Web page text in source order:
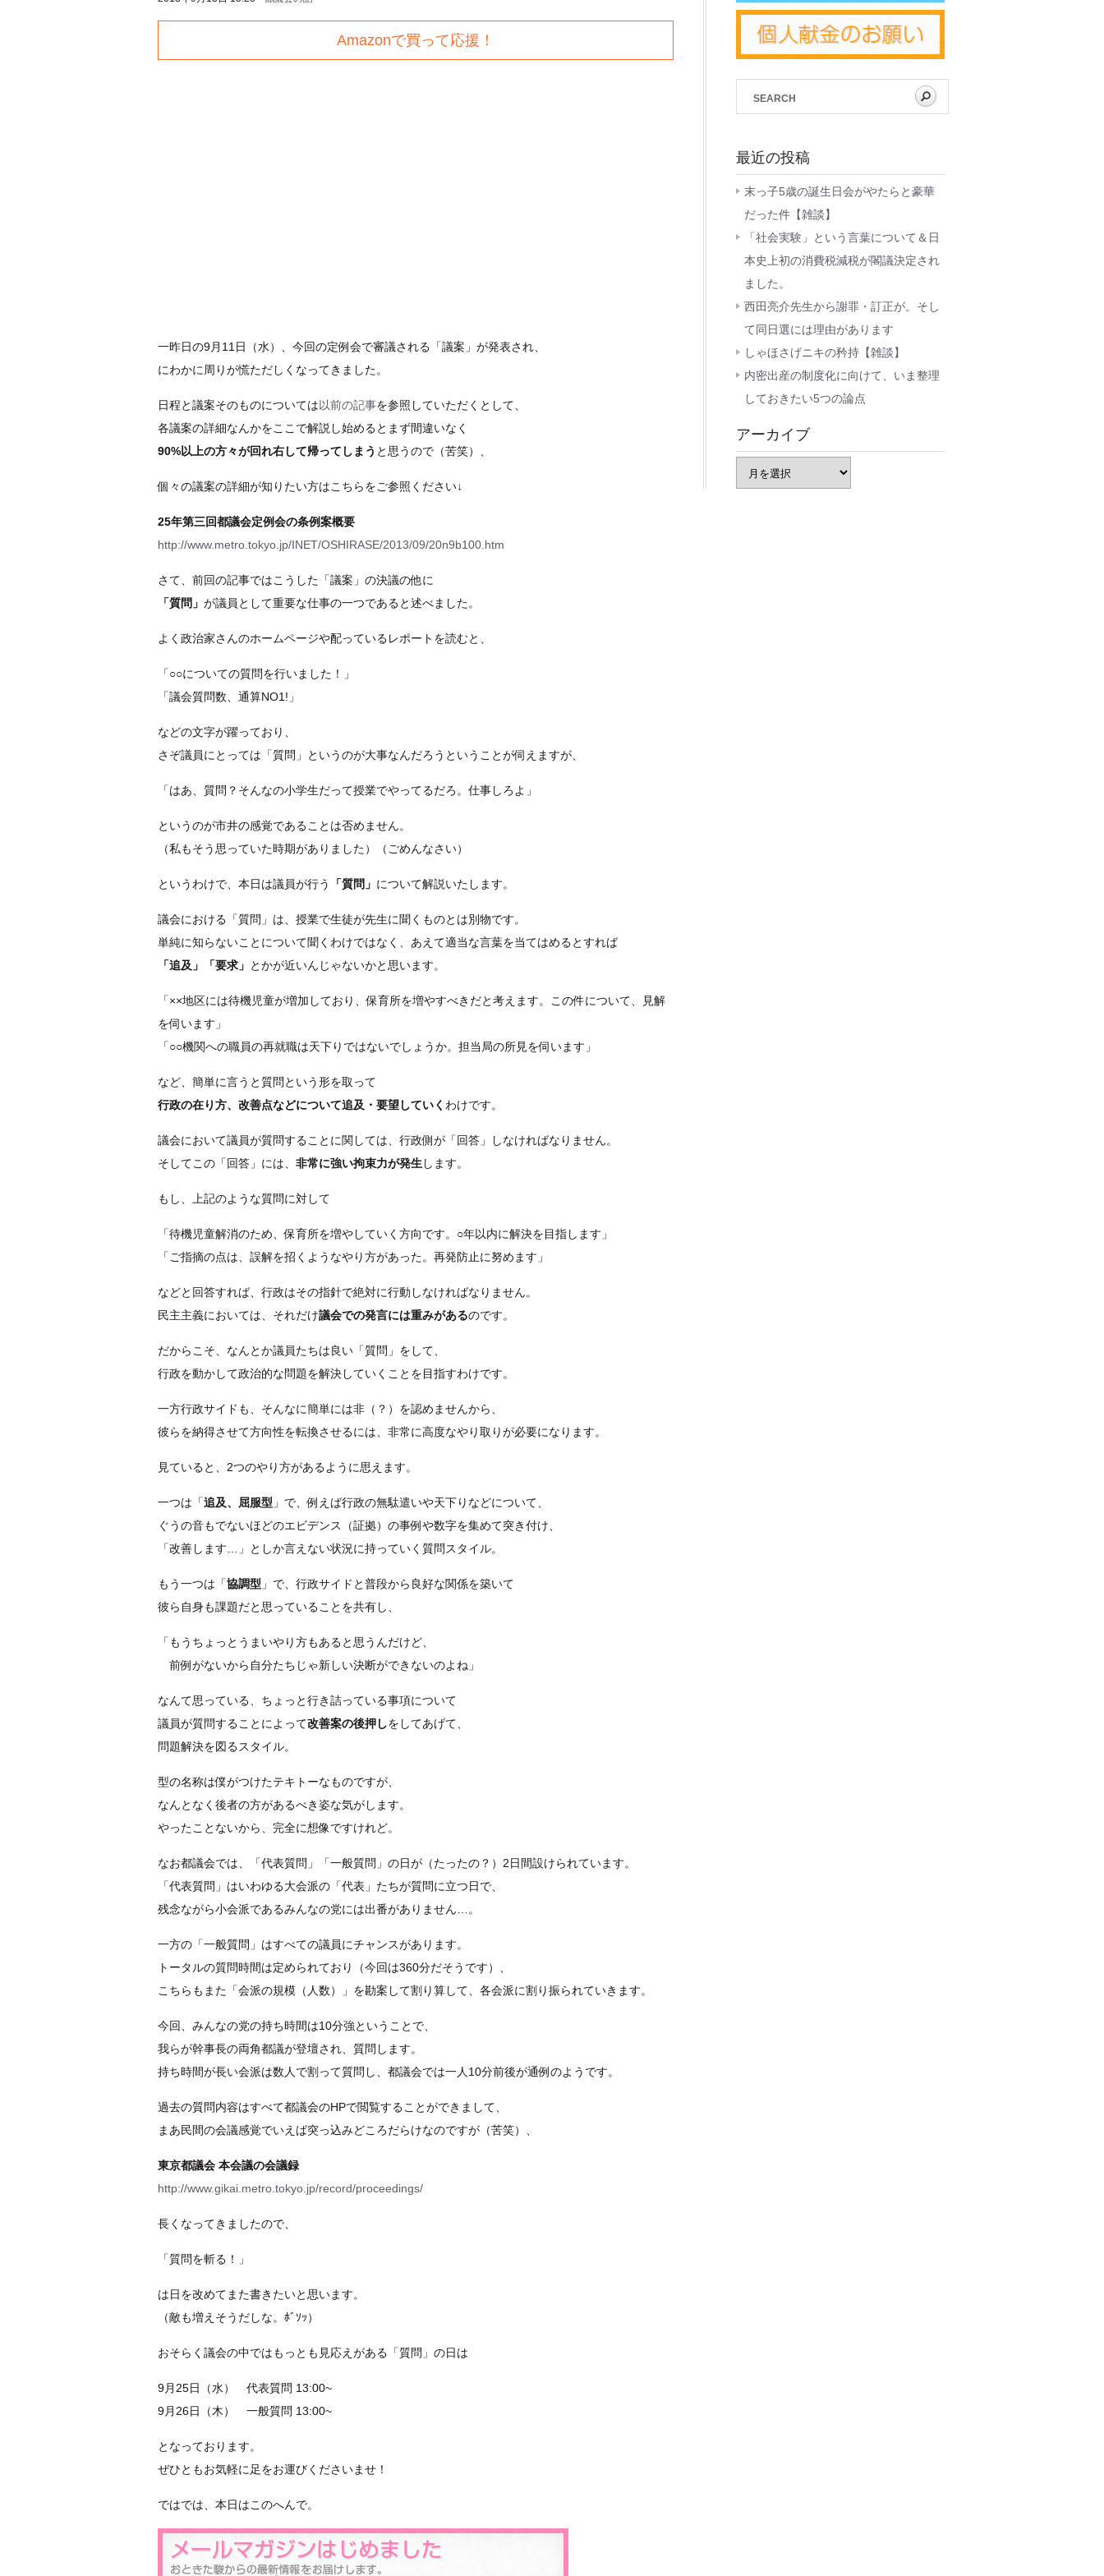
Amazonで買って応援！
一昨日の9月11日（水）、今回の定例会で審議される「議案」が発表され、
にわかに周りが慌ただしくなってきました。
日程と議案そのものについては以前の記事を参照していただくとして、
各議案の詳細なんかをここで解説し始めるとまず間違いなく
90%以上の方々が回れ右して帰ってしまう と思うので（苦笑）、
個々の議案の詳細が知りたい方はこちらをご参照ください↓
25年第三回都議会定例会の条例案概要
http://www.metro.tokyo.jp/INET/OSHIRASE/2013/09/20n9b100.htm
さて、前回の記事ではこうした「議案」の決議の他に
「質問」 が議員として重要な仕事の一つであると述べました。
よく政治家さんのホームページや配っているレポートを読むと、
「○○についての質問を行いました！」
「議会質問数、通算NO1!」
などの文字が躍っており、
さぞ議員にとっては「質問」というのが大事なんだろうということが伺えますが、
「はあ、質問？そんなの小学生だって授業でやってるだろ。仕事しろよ」
というのが市井の感覚であることは否めません。
（私もそう思っていた時期がありました）（ごめんなさい）
というわけで、本日は議員が行う 「質問」 について解説いたします。
議会における「質問」は、授業で生徒が先生に聞くものとは別物です。
単純に知らないことについて聞くわけではなく、あえて適当な言葉を当てはめるとすれば
「追及」「要求」 とかが近いんじゃないかと思います。
「××地区には待機児童が増加しており、保育所を増やすべきだと考えます。この件について、見解
を伺います」
「○○機関への職員の再就職は天下りではないでしょうか。担当局の所見を伺います」
など、簡単に言うと質問という形を取って
行政の在り方、改善点などについて追及・要望していく わけです。
議会において議員が質問することに関しては、行政側が「回答」しなければなりません。
そしてこの「回答」には、 非常に強い拘束力が発生 します。
もし、上記のような質問に対して
「待機児童解消のため、保育所を増やしていく方向です。○年以内に解決を目指します」
「ご指摘の点は、誤解を招くようなやり方があった。再発防止に努めます」
などと回答すれば、行政はその指針で絶対に行動しなければなりません。
民主主義においては、それだけ議会での発言には重みがあるのです。
だからこそ、なんとか議員たちは良い「質問」をして、
行政を動かして政治的な問題を解決していくことを目指すわけです。
一方行政サイドも、そんなに簡単には非（？）を認めませんから、
彼らを納得させて方向性を転換させるには、非常に高度なやり取りが必要になります。
見ていると、2つのやり方があるように思えます。
一つは「追及、屈服型 」で、例えば行政の無駄遣いや天下りなどについて、
ぐうの音もでないほどのエビデンス（証拠）の事例や数字を集めて突き付け、
「改善します…」としか言えない状況に持っていく質問スタイル。
もう一つは「協調型 」で、行政サイドと普段から良好な関係を築いて
彼ら自身も課題だと思っていることを共有し、
「もうちょっとうまいやり方もあると思うんだけど、
前例がないから自分たちじゃ新しい決断ができないのよね」
なんて思っている、ちょっと行き詰っている事項について
議員が質問することによって改善案の後押しをしてあげて、
問題解決を図るスタイル。
型の名称は僕がつけたテキトーなものですが、
なんとなく後者の方があるべき姿な気がします。
やったことないから、完全に想像ですけれど。
なお都議会では、「代表質問」「一般質問」の日が（たったの？）2日間設けられています。
「代表質問」はいわゆる大会派の「代表」たちが質問に立つ日で、
残念ながら小会派であるみんなの党には出番がありません…。
一方の「一般質問」はすべての議員にチャンスがあります。
トータルの質問時間は定められており（今回は360分だそうです）、
こちらもまた「会派の規模（人数）」を勘案して割り算して、各会派に割り振られていきます。
今回、みんなの党の持ち時間は10分強ということで、
我らが幹事長の両角都議が登壇され、質問します。
持ち時間が長い会派は数人で割って質問し、都議会では一人10分前後が通例のようです。
過去の質問内容はすべて都議会のHPで閲覧することができまして、
まあ民間の会議感覚でいえば突っ込みどころだらけなのですが（苦笑）、
東京都議会 本会議の会議録
http://www.gikai.metro.tokyo.jp/record/proceedings/
長くなってきましたので、
「質問を斬る！」
は日を改めてまた書きたいと思います。
（敵も増えそうだしな。ﾎﾞｿｯ）
おそらく議会の中ではもっとも見応えがある「質問」の日は
9月25日（水） 代表質問 13:00~
9月26日（木） 一般質問 13:00~
となっております。
ぜひともお気軽に足をお運びくださいませ！
ではでは、本日はこのへんで。
最近の投稿
末っ子5歳の誕生日会がやたらと豪華
だった件【雑談】
「社会実験」という言葉について＆日
本史上初の消費税減税が閣議決定され
ました。
西田亮介先生から謝罪・訂正が。そし
て同日選には理由があります
しゃほさげニキの矜持【雑談】
内密出産の制度化に向けて、いま整理
しておきたい5つの論点
アーカイブ